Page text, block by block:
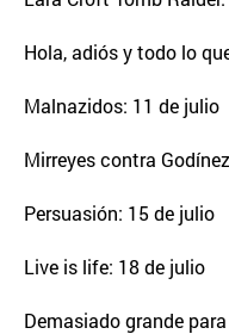
Hola, adiós y todo lo
Malnazidos: 11 de julio
Mirreyes contra
Persuasión: 15 de julio
Live is life: 18 de julio
Demasiado grande